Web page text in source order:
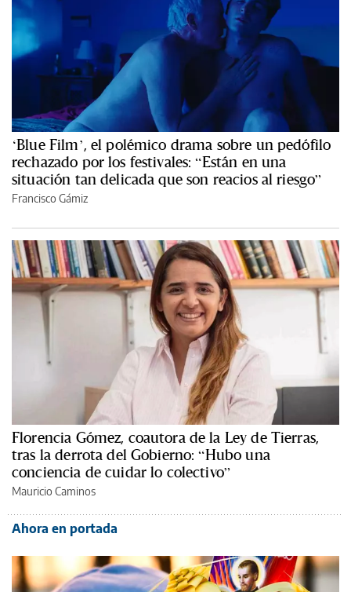
‘Blue Film’, el polémico drama sobre un pedófilo
rechazado por los festivales: “Están en una
situación tan delicada que son reacios al riesgo”
Francisco Gámiz
Florencia Gómez, coautora de la Ley de Tierras,
tras la derrota del Gobierno: “Hubo una
conciencia de cuidar lo colectivo”
Mauricio Caminos
Ahora en portada